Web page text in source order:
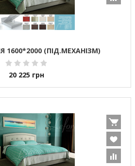
1600*2000 (ПІД.МЕХАНІЗМ)
20 225 грн